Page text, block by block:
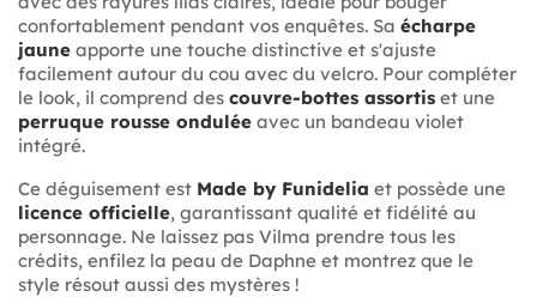
confortablement pendant vos enquêtes. Sa écharpe
jaune apporte une touche distinctive et s'ajuste
facilement autour du cou avec du velcro. Pour compléter
le look, il comprend des couvre-bottes assortis et une
perruque rousse ondulée avec un bandeau violet
intégré.
Ce déguisement est Made by Funidelia et possède une
licence officielle, garantissant qualité et fidélité au
personnage. Ne laissez pas Vilma prendre tous les
crédits, enfilez la peau de Daphne et montrez que le
style résout aussi des mystères !